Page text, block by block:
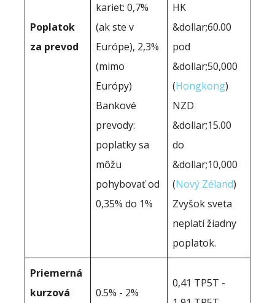
Poplatok
za prevod
kariet: 0,7%
(ak ste v
Európe), 2,3%
(mimo
Európy)
Bankové
prevody:
poplatky sa
môžu
pohybovať od
0,35% do 1%
HK
&dollar;60.00
pod
&dollar;50,000
(Hongkong)
NZD
&dollar;15.00
do
&dollar;10,000
(Nový Zéland)
Zvyšok sveta
neplatí žiadny
poplatok.
Priemerná
kurzová
0.5% - 2%
0,41 TP5T -